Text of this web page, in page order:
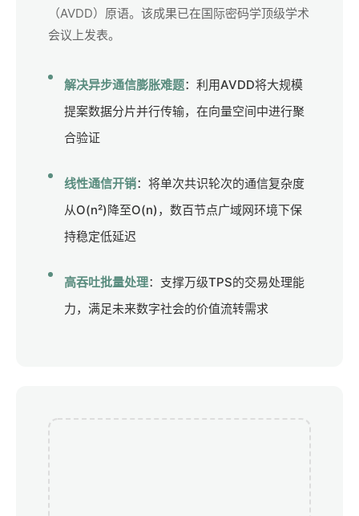
（AVDD）原语。该成果已在国际密码学顶级学术
会议上发表。
解决异步通信膨胀难题：利用AVDD将大规模
提案数据分片并行传输，在向量空间中进行聚
合验证
线性通信开销：将单次共识轮次的通信复杂度
从O(n²)降至O(n)，数百节点广域网环境下保
持稳定低延迟
高吞吐批量处理：支撑万级TPS的交易处理能
力，满足未来数字社会的价值流转需求